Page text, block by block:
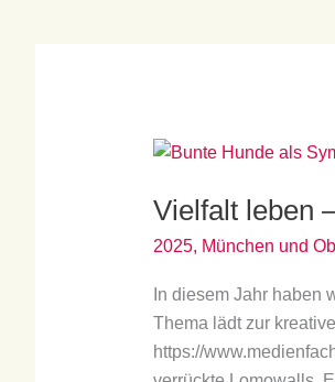
Vielfalt leben
2025, München und
In diesem Jahr haben
Thema lädt zur
https://
Vielfalt
–
Projekt-
zum
diesjährigen
Thema